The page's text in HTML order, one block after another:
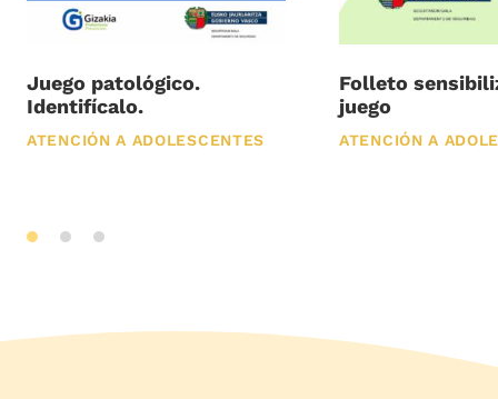
Juego patológico.
Identifícalo.
ATENCIÓN A ADOLESCENTES
Folleto
juego
ATENCIÓN A